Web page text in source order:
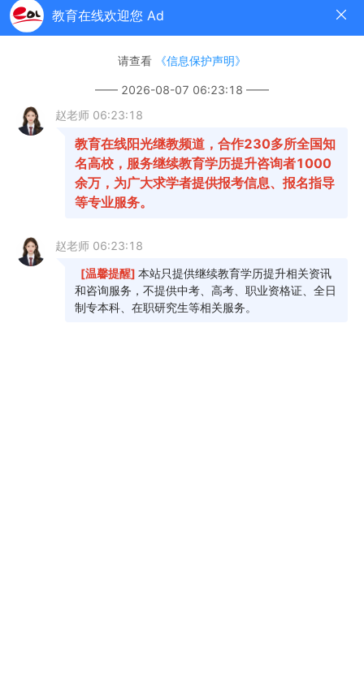
往考籍建档区县（自治县）考试机构领取本人准考
证。参考时须凭本人有效身份证件和准考证进入考
场，两者缺一不可。
使用有效身份证件（身份证、港澳台居民居住
证、外国人永久居留证）号或准考证号登录重庆市
高等教育自学考试信息管理系统
区县并完成交费即可。
续报考生因准考证遗失需申请补办的，须在报